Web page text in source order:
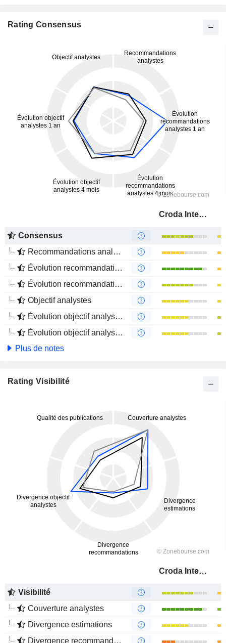
Rating Consensus
Croda International Plc
Consensus
Recommandations analystes
Évolution recommandations analystes 1 an
Évolution recommandations analystes 4 mois
Objectif analystes
Évolution objectif analystes 1 an
Évolution objectif analystes 4 mois
Plus de notes
Rating Visibilité
Croda International Plc
Visibilité
Couverture analystes
Divergence estimations
Divergence recommandations analystes